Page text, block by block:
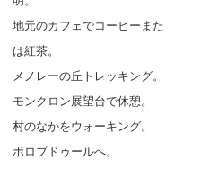
地元のカフェでコーヒーまた
は紅茶。
メノレーの丘トレッキング。
モンクロン展望台で休憩。
村のなかをウォーキング。
ボロブドゥールへ。